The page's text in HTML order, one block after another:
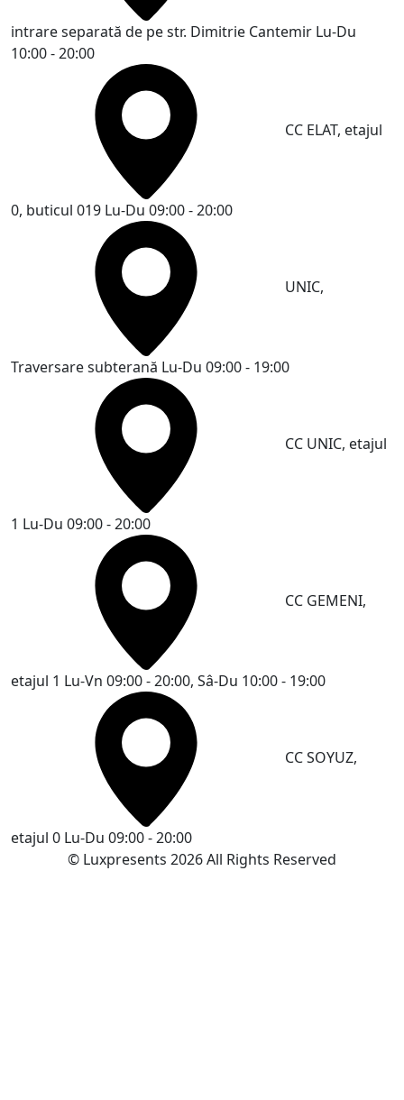
intrare separată de pe str. Dimitrie Cantemir Lu-Du
10:00 - 20:00
CC ELAT, etajul
0, buticul 019 Lu-Du 09:00 - 20:00
UNIC,
Traversare subterană Lu-Du 09:00 - 19:00
CC UNIC, etajul
1 Lu-Du 09:00 - 20:00
CC GEMENI,
etajul 1 Lu-Vn 09:00 - 20:00, Sâ-Du 10:00 - 19:00
CC SOYUZ,
etajul 0 Lu-Du 09:00 - 20:00
© Luxpresents 2026 All Rights Reserved